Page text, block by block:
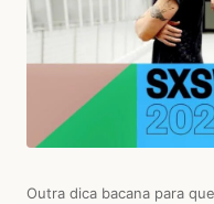
Outra dica bacana para